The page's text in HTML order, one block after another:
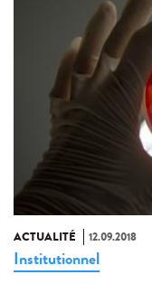
ACTUALITÉ 12.09.2018
Institutionnel